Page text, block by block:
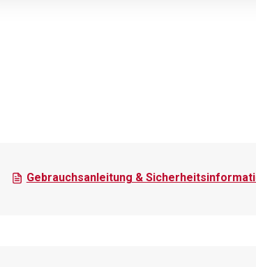
Gebrauchsanleitung &